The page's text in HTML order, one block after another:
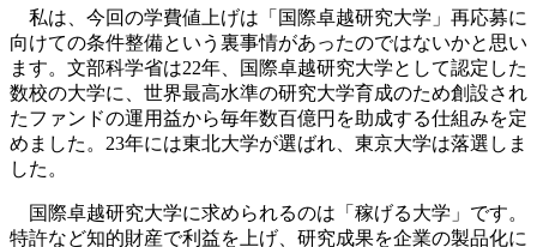
私は、今回の学費値上げは「国際卓越研究大学」再応募に
向けての条件整備という裏事情があったのではないかと思い
ます。文部科学省は22年、国際卓越研究大学として認定した
数校の大学に、世界最高水準の研究大学育成のため創設され
たファンドの運用益から毎年数百億円を助成する仕組みを定
めました。23年には東北大学が選ばれ、東京大学は落選しま
した。
国際卓越研究大学に求められるのは「稼げる大学」です。
特許など知的財産で利益を上げ、研究成果を企業の製品化に